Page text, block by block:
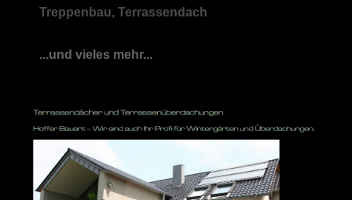
Treppenbau, Terrassendach
...und vieles mehr...